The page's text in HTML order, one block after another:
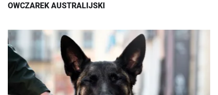
OWCZAREK AUSTRALIJSKI